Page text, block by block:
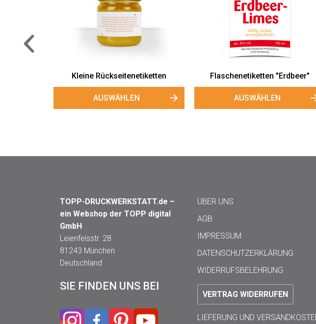
Rückseitenetiketten Flaschenetiketten "Erdbeer"
AUSWÄHLEN
TOPP-DRUCKWERKSTATT.de –
ein Webshop der TOPP digital
GmbH
Leienfelsstr. 28
81243 München
Deutschland
SIE FINDEN UNS BEI
ÜBER UNS
AGB
IMPRESSUM
DATENSCHUTZERKLÄRUNG
WIDERRUFSBELEHRUNG
VERTRAG WIDERRUFEN
LIEFERUNG UND